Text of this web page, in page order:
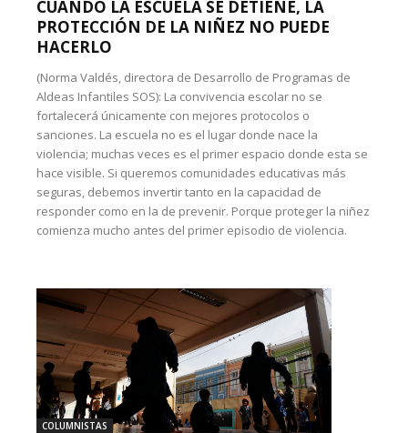
CUANDO LA ESCUELA SE DETIENE, LA
PROTECCIÓN DE LA NIÑEZ NO PUEDE
HACERLO
(Norma Valdés, directora de Desarrollo de Programas de
Aldeas Infantiles SOS): La convivencia escolar no se
fortalecerá únicamente con mejores protocolos o
sanciones. La escuela no es el lugar donde nace la
violencia; muchas veces es el primer espacio donde esta se
hace visible. Si queremos comunidades educativas más
seguras, debemos invertir tanto en la capacidad de
responder como en la de prevenir. Porque proteger la niñez
comienza mucho antes del primer episodio de violencia.
COLUMNISTAS